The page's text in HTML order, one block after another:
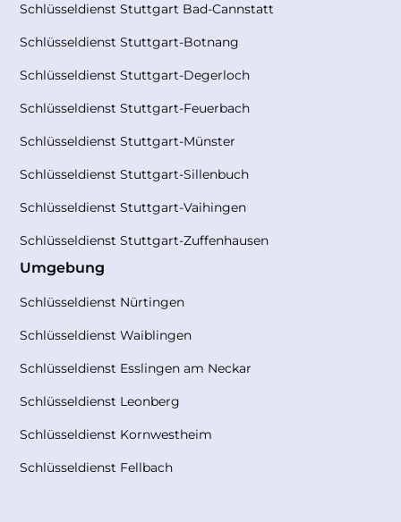
Schlüsseldienst Stuttgart Bad-Cannstatt
Schlüsseldienst Stuttgart-Botnang
Schlüsseldienst Stuttgart-Degerloch
Schlüsseldienst Stuttgart-Feuerbach
Schlüsseldienst Stuttgart-Münster
Schlüsseldienst Stuttgart-Sillenbuch
Schlüsseldienst Stuttgart-Vaihingen
Schlüsseldienst Stuttgart-Zuffenhausen
Umgebung
Schlüsseldienst Nürtingen
Schlüsseldienst Waiblingen
Schlüsseldienst Esslingen am Neckar
Schlüsseldienst Leonberg
Schlüsseldienst Kornwestheim
Schlüsseldienst Fellbach